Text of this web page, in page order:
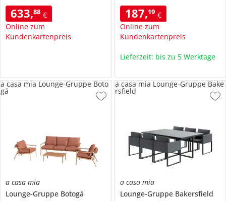
633,88 €
Online zum
Kundenkartenpreis
187,19 €
Online zum
Kundenkartenpreis
Lieferzeit: bis zu 5 Werktage
a casa mia
Lounge-Gruppe Botogá
a casa mia Lounge-Gruppe Boto
gá
a casa mia
Lounge-Gruppe Bakersfield
a casa mia Lounge-Gruppe Bake
rsfield